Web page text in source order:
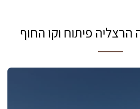
פיתוח וקו החוף